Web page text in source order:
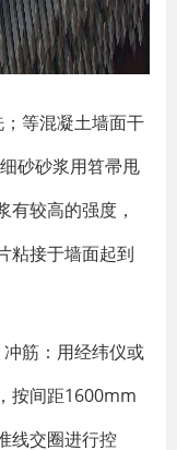
等混凝土墙面干
砂砂浆用笤帚甩
较高的强度，
粘接于墙面起到
筋：用经纬仪或
按间距1600mm
线交圈进行控